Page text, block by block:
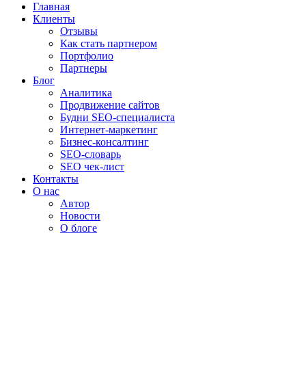
Главная
Клиенты
Отзывы
Как стать партнером
Портфолио
Партнеры
Блог
Аналитика
Продвижение сайтов
Будни SEO-специалиста
Интернет-маркетинг
Бизнес-консалтинг
SEO-словарь
SEO чек-лист
Контакты
О нас
Автор
Новости
О блоге